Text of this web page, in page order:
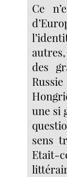
Ce
des
une si
sens
Etait-